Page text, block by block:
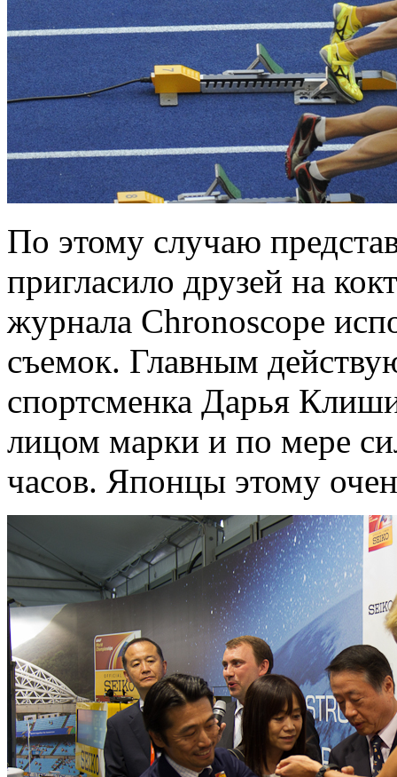
По этому случаю
пригласило друзей на
журнала Chronoscope
съемок. Главным
спортсменка Дарья
лицом марки и по мере
часов. Японцы этому